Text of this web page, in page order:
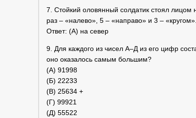
7. Стойкий оловянный солдатик стоял
раз – «налево», 5 – «направо» и 3 –
Ответ: (А) на север
9. Для каждого из чисел А–Д из его цифр
оно оказалось самым большим?
(А) 91998
(Б) 22233
(В) 25634 +
(Г) 99921
(Д) 55522